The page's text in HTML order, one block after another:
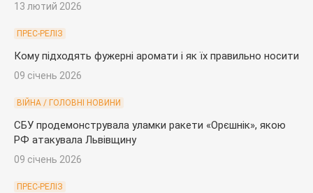
13 лютий 2026
ПРЕС-РЕЛІЗ
Кому підходять фужерні аромати і як їх правильно носити
09 січень 2026
ВІЙНА / ГОЛОВНІ НОВИНИ
СБУ продемонструвала уламки ракети «Орєшнік», якою
РФ атакувала Львівщину
09 січень 2026
ПРЕС-РЕЛІЗ